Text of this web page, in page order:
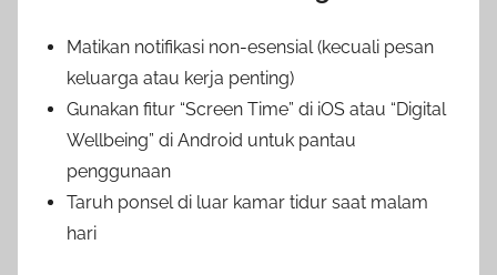
Matikan notifikasi non-esensial (kecuali pesan
keluarga atau kerja penting)
Gunakan fitur “Screen Time” di iOS atau “Digital
Wellbeing” di Android untuk pantau
penggunaan
Taruh ponsel di luar kamar tidur saat malam
hari